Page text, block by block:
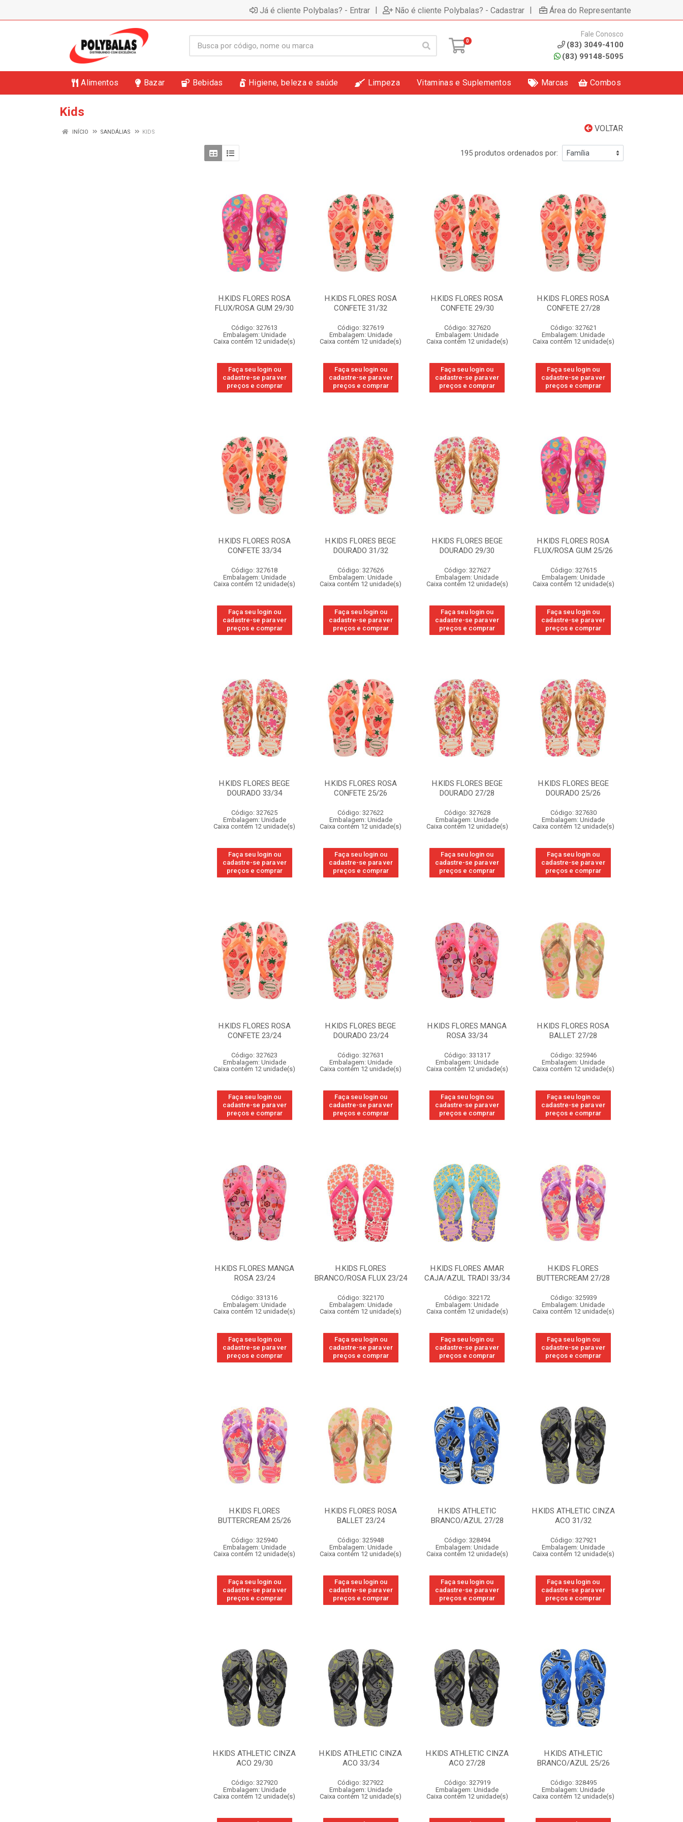
Já é cliente Polybalas? - Entrar | Não é cliente Polybalas? - Cadastrar | Área do Representante
0
Fale Conosco
(83) 3049-4100
(83) 99148-5095
Alimentos Bazar Bebidas Higiene, beleza e saúde Limpeza Vitaminas e Suplementos Marcas Combos
Kids
VOLTAR
INÍCIO SANDÁLIAS KIDS
195 produtos ordenados por:
H.KIDS FLORES ROSA
FLUX/ROSA GUM 29/30
Código: 327613
Embalagem: Unidade
Caixa contém 12 unidade(s)
Faça seu login ou
cadastre-se para ver
preços e comprar
H.KIDS FLORES ROSA
CONFETE 31/32
Código: 327619
Embalagem: Unidade
Caixa contém 12 unidade(s)
Faça seu login ou
cadastre-se para ver
preços e comprar
H.KIDS FLORES ROSA
CONFETE 29/30
Código: 327620
Embalagem: Unidade
Caixa contém 12 unidade(s)
Faça seu login ou
cadastre-se para ver
preços e comprar
H.KIDS FLORES ROSA
CONFETE 27/28
Código: 327621
Embalagem: Unidade
Caixa contém 12 unidade(s)
Faça seu login ou
cadastre-se para ver
preços e comprar
H.KIDS FLORES ROSA
CONFETE 33/34
Código: 327618
Embalagem: Unidade
Caixa contém 12 unidade(s)
Faça seu login ou
cadastre-se para ver
preços e comprar
H.KIDS FLORES BEGE
DOURADO 31/32
Código: 327626
Embalagem: Unidade
Caixa contém 12 unidade(s)
Faça seu login ou
cadastre-se para ver
preços e comprar
H.KIDS FLORES BEGE
DOURADO 29/30
Código: 327627
Embalagem: Unidade
Caixa contém 12 unidade(s)
Faça seu login ou
cadastre-se para ver
preços e comprar
H.KIDS FLORES ROSA
FLUX/ROSA GUM 25/26
Código: 327615
Embalagem: Unidade
Caixa contém 12 unidade(s)
Faça seu login ou
cadastre-se para ver
preços e comprar
H.KIDS FLORES BEGE
DOURADO 33/34
Código: 327625
Embalagem: Unidade
Caixa contém 12 unidade(s)
Faça seu login ou
cadastre-se para ver
preços e comprar
H.KIDS FLORES ROSA
CONFETE 25/26
Código: 327622
Embalagem: Unidade
Caixa contém 12 unidade(s)
Faça seu login ou
cadastre-se para ver
preços e comprar
H.KIDS FLORES BEGE
DOURADO 27/28
Código: 327628
Embalagem: Unidade
Caixa contém 12 unidade(s)
Faça seu login ou
cadastre-se para ver
preços e comprar
H.KIDS FLORES BEGE
DOURADO 25/26
Código: 327630
Embalagem: Unidade
Caixa contém 12 unidade(s)
Faça seu login ou
cadastre-se para ver
preços e comprar
H.KIDS FLORES ROSA
CONFETE 23/24
Código: 327623
Embalagem: Unidade
Caixa contém 12 unidade(s)
Faça seu login ou
cadastre-se para ver
preços e comprar
H.KIDS FLORES BEGE
DOURADO 23/24
Código: 327631
Embalagem: Unidade
Caixa contém 12 unidade(s)
Faça seu login ou
cadastre-se para ver
preços e comprar
H.KIDS FLORES MANGA
ROSA 33/34
Código: 331317
Embalagem: Unidade
Caixa contém 12 unidade(s)
Faça seu login ou
cadastre-se para ver
preços e comprar
H.KIDS FLORES ROSA
BALLET 27/28
Código: 325946
Embalagem: Unidade
Caixa contém 12 unidade(s)
Faça seu login ou
cadastre-se para ver
preços e comprar
H.KIDS FLORES MANGA
ROSA 23/24
Código: 331316
Embalagem: Unidade
Caixa contém 12 unidade(s)
Faça seu login ou
cadastre-se para ver
preços e comprar
H.KIDS FLORES
BRANCO/ROSA FLUX 23/24
Código: 322170
Embalagem: Unidade
Caixa contém 12 unidade(s)
Faça seu login ou
cadastre-se para ver
preços e comprar
H.KIDS FLORES AMAR
CAJA/AZUL TRADI 33/34
Código: 322172
Embalagem: Unidade
Caixa contém 12 unidade(s)
Faça seu login ou
cadastre-se para ver
preços e comprar
H.KIDS FLORES
BUTTERCREAM 27/28
Código: 325939
Embalagem: Unidade
Caixa contém 12 unidade(s)
Faça seu login ou
cadastre-se para ver
preços e comprar
H.KIDS FLORES
BUTTERCREAM 25/26
Código: 325940
Embalagem: Unidade
Caixa contém 12 unidade(s)
Faça seu login ou
cadastre-se para ver
preços e comprar
H.KIDS FLORES ROSA
BALLET 23/24
Código: 325948
Embalagem: Unidade
Caixa contém 12 unidade(s)
Faça seu login ou
cadastre-se para ver
preços e comprar
H.KIDS ATHLETIC
BRANCO/AZUL 27/28
Código: 328494
Embalagem: Unidade
Caixa contém 12 unidade(s)
Faça seu login ou
cadastre-se para ver
preços e comprar
H.KIDS ATHLETIC CINZA
ACO 31/32
Código: 327921
Embalagem: Unidade
Caixa contém 12 unidade(s)
Faça seu login ou
cadastre-se para ver
preços e comprar
H.KIDS ATHLETIC CINZA
ACO 29/30
Código: 327920
Embalagem: Unidade
Caixa contém 12 unidade(s)
H.KIDS ATHLETIC CINZA
ACO 33/34
Código: 327922
Embalagem: Unidade
Caixa contém 12 unidade(s)
H.KIDS ATHLETIC CINZA
ACO 27/28
Código: 327919
Embalagem: Unidade
Caixa contém 12 unidade(s)
H.KIDS ATHLETIC
BRANCO/AZUL 25/26
Código: 328495
Embalagem: Unidade
Caixa contém 12 unidade(s)